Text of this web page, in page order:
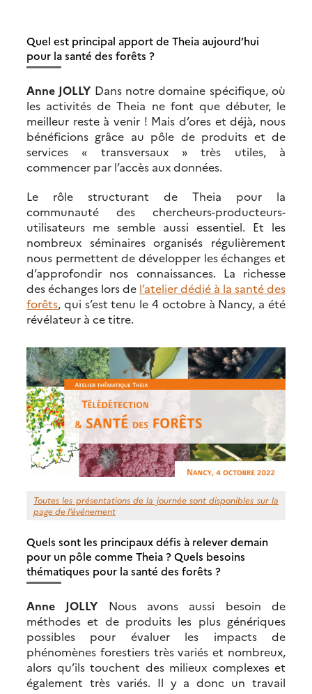
Quel est principal apport de Theia aujourd’hui
pour la santé des forêts ?
Anne JOLLYDans notre domaine spécifique, où
les activités de Theia ne font que débuter, le
meilleur reste à venir ! Mais d’ores et déjà, nous
bénéficions grâce au pôle de produits et de
services « transversaux » très utiles, à
commencer par l’accès aux données.
Le rôle structurant de Theia pour la
communauté des chercheurs-producteurs-
utilisateurs me semble aussi essentiel. Et les
nombreux séminaires organisés régulièrement
nous permettent de développer les échanges et
d’approfondir nos connaissances. La richesse
des échanges lors de l’atelier dédié à la santé des
forêts, qui s’est tenu le 4 octobre à Nancy, a été
révélateur à ce titre.
Toutes les présentations de la journée sont disponibles sur la
page de l’événement
Quels sont les principaux défis à relever demain
pour un pôle comme Theia ? Quels besoins
thématiques pour la santé des forêts ?
Anne JOLLYNous avons aussi besoin de
méthodes et de produits les plus génériques
possibles pour évaluer les impacts de
phénomènes forestiers très variés et nombreux,
alors qu’ils touchent des milieux complexes et
également très variés. Il y a donc un travail